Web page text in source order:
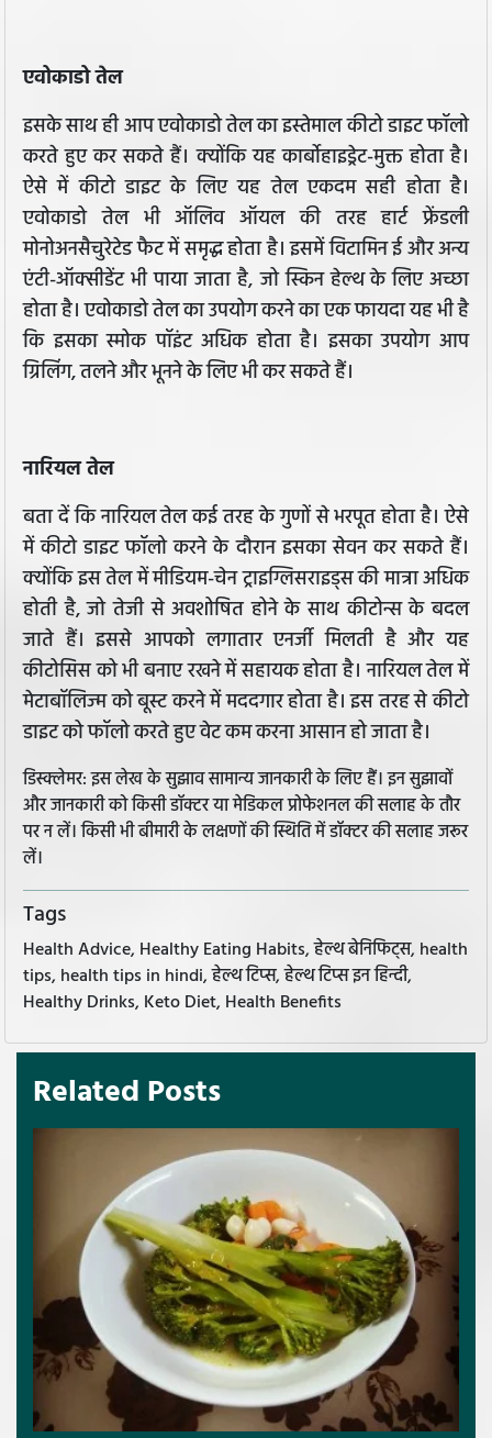
एवोकाडो तेल
इसके साथ ही आप एवोकाडो तेल का इस्तेमाल कीटो डाइट फॉलो
करते हुए कर सकते हैं। क्योंकि यह कार्बोहाइड्रेट-मुक्त होता है।
ऐसे में कीटो डाइट के लिए यह तेल एकदम सही होता है।
एवोकाडो तेल भी ऑलिव ऑयल की तरह हार्ट फ्रेंडली
मोनोअनसैचुरेटेड फैट में समृद्ध होता है। इसमें विटामिन ई और अन्य
एंटी-ऑक्सीडेंट भी पाया जाता है, जो स्किन हेल्थ के लिए अच्छा
होता है। एवोकाडो तेल का उपयोग करने का एक फायदा यह भी है
कि इसका स्मोक पॉइंट अधिक होता है। इसका उपयोग आप
ग्रिलिंग, तलने और भूनने के लिए भी कर सकते हैं।
नारियल तेल
बता दें कि नारियल तेल कई तरह के गुणों से भरपूत होता है। ऐसे
में कीटो डाइट फॉलो करने के दौरान इसका सेवन कर सकते हैं।
क्योंकि इस तेल में मीडियम-चेन ट्राइग्लिसराइड्स की मात्रा अधिक
होती है, जो तेजी से अवशोषित होने के साथ कीटोन्स के बदल
जाते हैं। इससे आपको लगातार एनर्जी मिलती है और यह
कीटोसिस को भी बनाए रखने में सहायक होता है। नारियल तेल में
मेटाबॉलिज्म को बूस्ट करने में मददगार होता है। इस तरह से कीटो
डाइट को फॉलो करते हुए वेट कम करना आसान हो जाता है।
डिस्क्लेमर: इस लेख के सुझाव सामान्य जानकारी के लिए हैं। इन सुझावों
और जानकारी को किसी डॉक्टर या मेडिकल प्रोफेशनल की सलाह के तौर
पर न लें। किसी भी बीमारी के लक्षणों की स्थिति में डॉक्टर की सलाह जरूर
लें।
Tags
Health Advice, Healthy Eating Habits, हेल्थ बेनिफिट्स, health
tips, health tips in hindi, हेल्थ टिप्स, हेल्थ टिप्स इन हिन्दी,
Healthy Drinks, Keto Diet, Health Benefits
Related Posts